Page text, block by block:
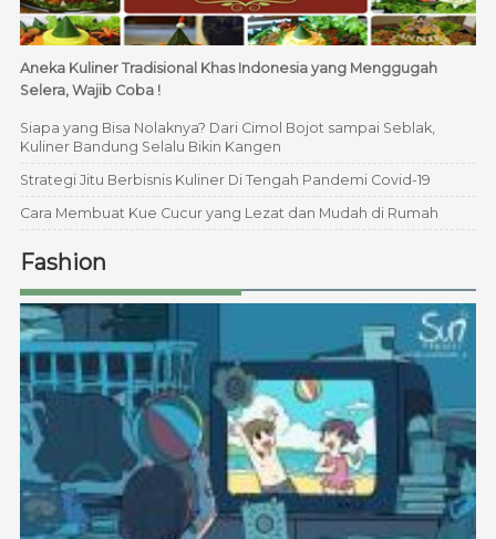
Aneka Kuliner Tradisional Khas Indonesia yang Menggugah
Selera, Wajib Coba !
Siapa yang Bisa Nolaknya? Dari Cimol Bojot sampai Seblak,
Kuliner Bandung Selalu Bikin Kangen
Strategi Jitu Berbisnis Kuliner Di Tengah Pandemi Covid-19
Cara Membuat Kue Cucur yang Lezat dan Mudah di Rumah
Fashion